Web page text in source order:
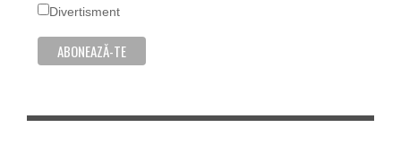
Divertisment